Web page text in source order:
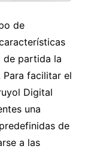
de
de partida la
Para facilitar el
Digital
una
de
a las